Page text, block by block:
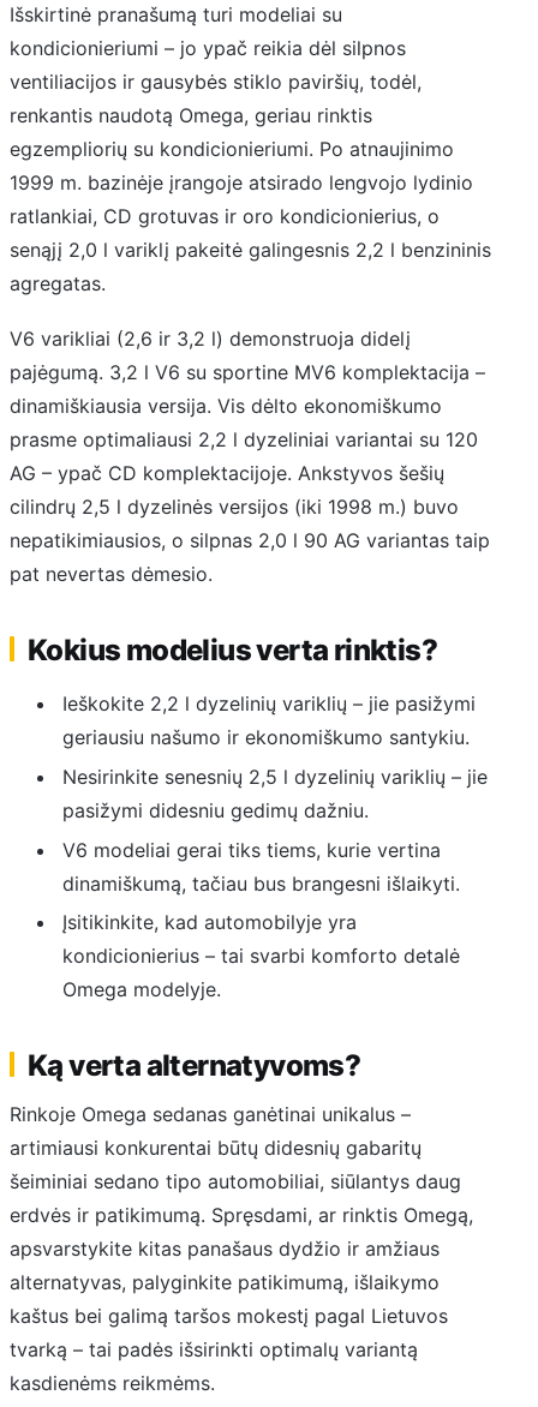
Išskirtinė pranašumą turi modeliai su
kondicionieriumi – jo ypač reikia dėl silpnos
ventiliacijos ir gausybės stiklo paviršių, todėl,
renkantis naudotą Omega, geriau rinktis
egzempliorių su kondicionieriumi. Po atnaujinimo
1999 m. bazinėje įrangoje atsirado lengvojo lydinio
ratlankiai, CD grotuvas ir oro kondicionierius, o
senąjį 2,0 l variklį pakeitė galingesnis 2,2 l benzininis
agregatas.
V6 varikliai (2,6 ir 3,2 l) demonstruoja didelį
pajėgumą. 3,2 l V6 su sportine MV6 komplektacija –
dinamiškiausia versija. Vis dėlto ekonomiškumo
prasme optimaliausi 2,2 l dyzeliniai variantai su 120
AG – ypač CD komplektacijoje. Ankstyvos šešių
cilindrų 2,5 l dyzelinės versijos (iki 1998 m.) buvo
nepatikimiausios, o silpnas 2,0 l 90 AG variantas taip
pat nevertas dėmesio.
Kokius modelius verta rinktis?
Ieškokite 2,2 l dyzelinių variklių – jie pasižymi
geriausiu našumo ir ekonomiškumo santykiu.
Nesirinkite senesnių 2,5 l dyzelinių variklių – jie
pasižymi didesniu gedimų dažniu.
V6 modeliai gerai tiks tiems, kurie vertina
dinamiškumą, tačiau bus brangesni išlaikyti.
Įsitikinkite, kad automobilyje yra
kondicionierius – tai svarbi komforto detalė
Omega modelyje.
Ką verta alternatyvoms?
Rinkoje Omega sedanas ganėtinai unikalus –
artimiausi konkurentai būtų didesnių gabaritų
šeiminiai sedano tipo automobiliai, siūlantys daug
erdvės ir patikimumą. Spręsdami, ar rinktis Omegą,
apsvarstykite kitas panašaus dydžio ir amžiaus
alternatyvas, palyginkite patikimumą, išlaikymo
kaštus bei galimą taršos mokestį pagal Lietuvos
tvarką – tai padės išsirinkti optimalų variantą
kasdienėms reikmėms.